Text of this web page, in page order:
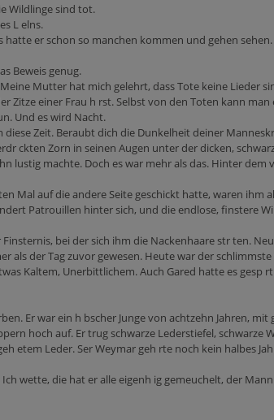
Wildlinge sind tot.
L elns.
er schon so manchen kommen und gehen
Beweis genug.
Mutter hat mich gelehrt, dass Tote keine Lieder
Zitze einer Frau h rst. Selbst von den Toten kann
Und es wird Nacht.
Zeit. Beraubt dich die Dunkelheit deiner
Zorn in seinen Augen unter der dicken,
lustig machte. Doch es war mehr als das. Hinter
Mal auf die andere Seite geschickt hatte, waren
Patrouillen hinter sich, und die endlose, finstere
bei der sich ihm die Nackenhaare str ten.
als der Tag zuvor gewesen. Heute war der
Kaltem, Unerbittlichem. Auch Gared hatte es
Er war ein h bscher Junge von achtzehn Jahren,
hoch auf. Er trug schwarze Lederstiefel,
etem Leder. Ser Weymar geh rte noch kein halbes
wette, die hat er alle eigenh ig gemeuchelt, der